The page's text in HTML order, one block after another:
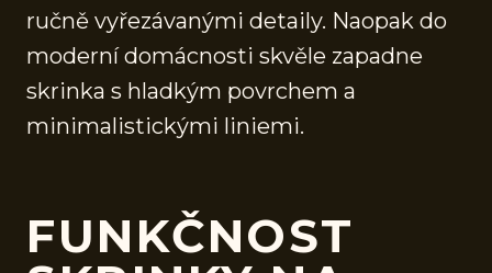
ručně vyřezávanými detaily. Naopak do
moderní domácnosti skvěle zapadne
skrinka s hladkým povrchem a
minimalistickými liniemi.
FUNKČNOST